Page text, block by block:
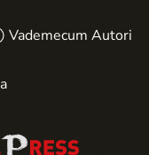
Vademecum Autori